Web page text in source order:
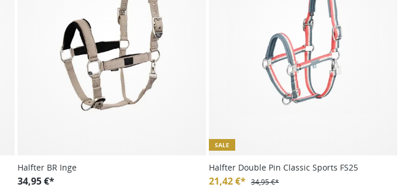
Halfter BR Inge
34,95 €*
SALE
Halfter Double Pin Classic Sports FS25
21,42 €* 34,95 €*